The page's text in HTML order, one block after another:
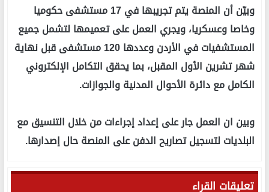
وبيّن أن المنصة يتم تجريبها في 17 مستشفى حكوميا
وخاصا وعسكريا، ويجري العمل على تعميمها لتشمل جميع
المستشفيات في الأردن وعددها 120 مستشفى قبل نهاية
شهر تشرين الأول المقبل، بما يحقق التكامل الإلكتروني
الكامل مع دائرة الأحوال المدنية والجوازات.
وبين ان العمل جار على إعداد إجراءات من خلال التنسيق مع
البلديات لتسجيل تصاريح الدفن على المنصة حال إصدارها.
تعليقات القراء